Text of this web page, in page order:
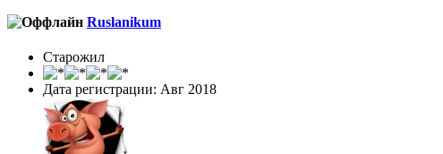
Ruslanikum
Старожил
Дата регистрации: Авг 2018